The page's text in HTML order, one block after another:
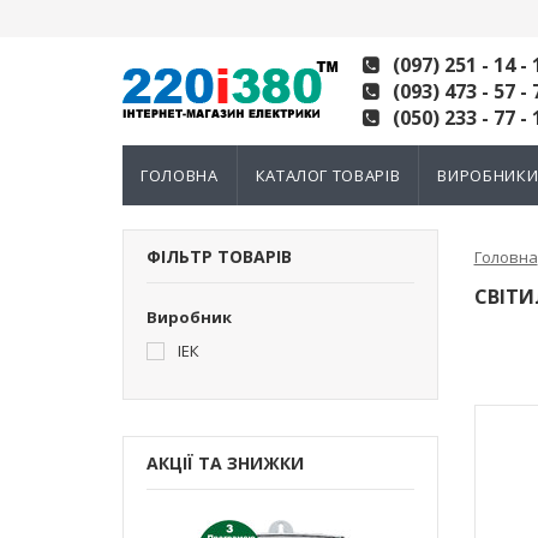
(097) 251 - 14 -
(093) 473 - 57 -
(050) 233 - 77 -
ГОЛОВНА КАТАЛОГ ТОВАРІВ ВИРОБНИКИ
ФІЛЬТР ТОВАРІВ
Виробник
ІЕК
АКЦІЇ ТА ЗНИЖКИ
Головна